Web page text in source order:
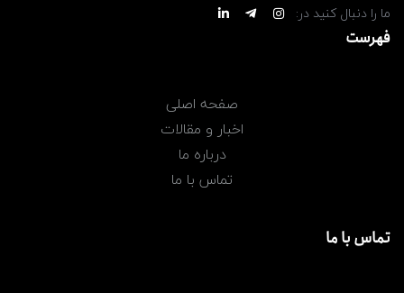
ما را دنبال کنید در:
فهرست
صفحه اصلی
اخبار و مقالات
درباره ما
تماس با ما
تماس با ما